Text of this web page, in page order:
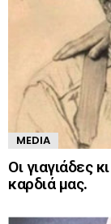
MEDIA
Οι γιαγιάδες
καρδιά μας.